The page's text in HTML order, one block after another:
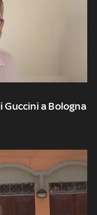
Guccini a Bologna